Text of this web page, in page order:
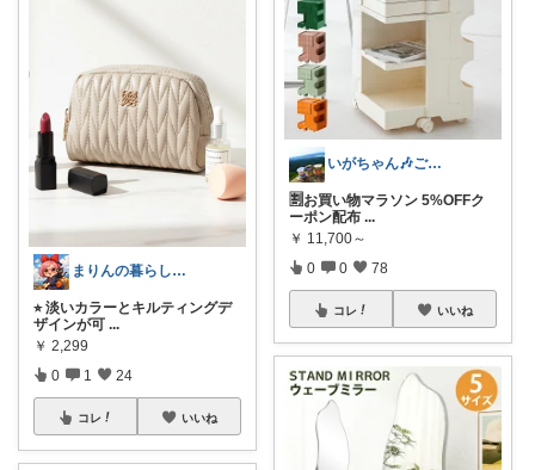
まりんの暮らしと体整え癒しROOM🌈
⭐︎ 淡いカラーとキルティングデ
ザインが可 ...
￥ 2,299
0 1 24
コレ いいね
いがちゃん🎶ご購入感謝です🎶
🈹お買い物マラソン 5%OFFク
ーポン配布 ...
￥ 11,700～
0 0 78
コレ いいね